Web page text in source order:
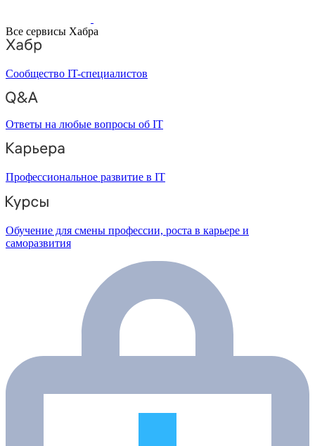
Все сервисы Хабра
Сообщество IT-специалистов
Ответы на любые вопросы об IT
Профессиональное развитие в IT
Обучение для смены профессии, роста в карьере и
саморазвития